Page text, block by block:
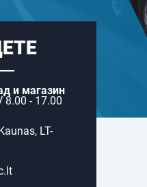
и магазин
8.00 - 17.00
LT-